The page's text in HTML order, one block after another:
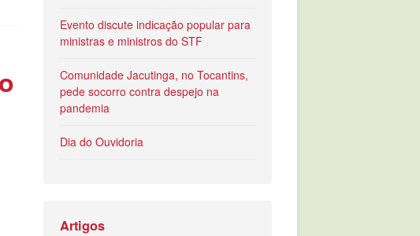
Evento discute indicação popular para
ministras e ministros do STF
Comunidade Jacutinga, no Tocantins,
pede socorro contra despejo na
pandemia
Dia do Ouvidoria
Artigos